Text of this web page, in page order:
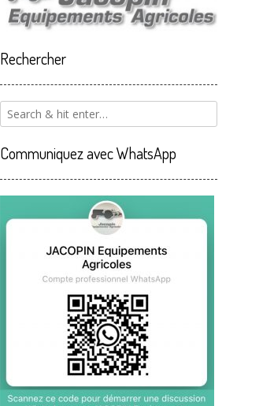
Rechercher
Communiquez avec WhatsApp